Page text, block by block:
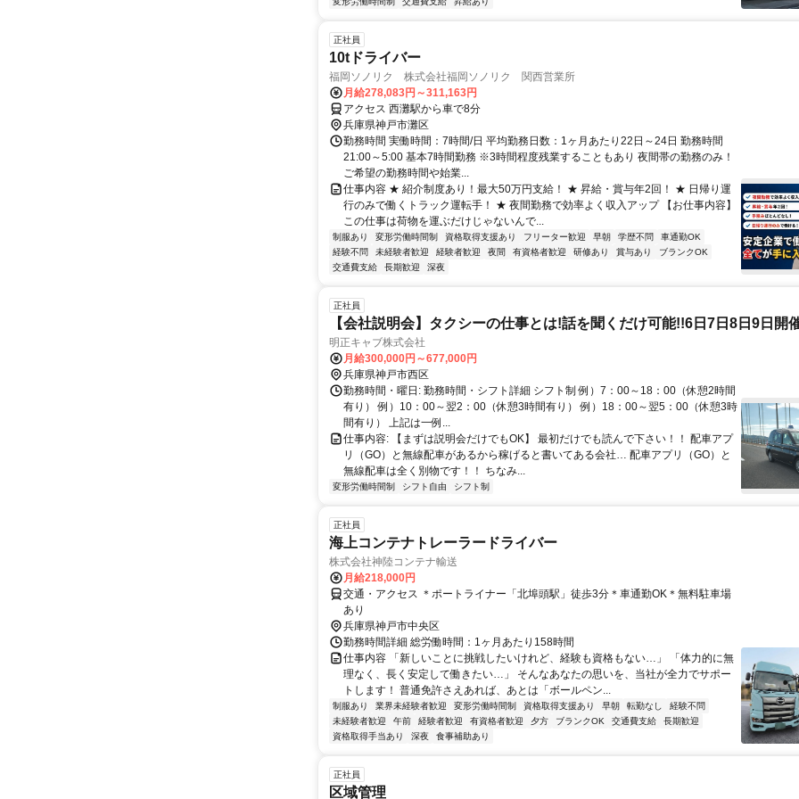
正社員
10tドライバー
福岡ソノリク 株式会社福岡ソノリク 関西営業所
月給278,083円～311,163円
アクセス 西灘駅から車で8分
兵庫県神戸市灘区
勤務時間 実働時間：7時間/日 平均勤務日数：1ヶ月あたり22日～24日 勤務時間
21:00～5:00 基本7時間勤務 ※3時間程度残業することもあり 夜間帯の勤務のみ！
ご希望の勤務時間や始業...
仕事内容 ★ 紹介制度あり！最大50万円支給！ ★ 昇給・賞与年2回！ ★ 日帰り運
行のみで働くトラック運転手！ ★ 夜間勤務で効率よく収入アップ 【お仕事内容】
この仕事は荷物を運ぶだけじゃないんで...
制服あり 変形労働時間制 資格取得支援あり フリーター歓迎 早朝 学歴不問
車通勤OK
経験不問
未経験者歓迎 経験者歓迎 夜間 有資格者歓迎 研修あり 賞与あり
ブランクOK
交通費支給
長期歓迎 深夜
正社員
【会社説明会】タクシーの仕事とは!話を聞くだけ可能!!6日7日8日9日開
明正キャブ株式会社
月給300,000円～677,000円
兵庫県神戸市西区
勤務時間・曜日: 勤務時間・シフト詳細 シフト制 例）7：00～18：00（休憩2時間
有り） 例）10：00～翌2：00（休憩3時間有り） 例）18：00～翌5：00（休憩3時
間有り） 上記は一例...
仕事内容: 【まずは説明会だけでもOK】 最初だけでも読んで下さい！！ 配車アプ
リ（GO）と無線配車があるから稼げると書いてある会社… 配車アプリ（GO）と
無線配車は全く別物です！！ ちなみ...
変形労働時間制 シフト自由 シフト制
正社員
海上コンテナトレーラードライバー
株式会社神陸コンテナ輸送
月給218,000円
交通・アクセス ＊ポートライナー「北埠頭駅」徒歩3分＊車通勤OK＊無料駐車場
あり
兵庫県神戸市中央区
勤務時間詳細 総労働時間：1ヶ月あたり158時間
仕事内容 「新しいことに挑戦したいけれど、経験も資格もない…」 「体力的に無
理なく、長く安定して働きたい…」 そんなあなたの思いを、当社が全力でサポー
トします！ 普通免許さえあれば、あとは「ボールペン...
制服あり 業界未経験者歓迎 変形労働時間制 資格取得支援あり 早朝 転勤なし
経験不問
未経験者歓迎
午前 経験者歓迎 有資格者歓迎 夕方 ブランクOK 交通費支給
長期歓迎
資格取得手当あり
深夜 食事補助あり
正社員
区域管理